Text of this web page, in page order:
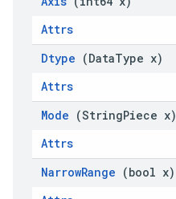
Attrs
Dtype (DataType x)
Attrs
Mode (StringPiece x)
Attrs
NarrowRange (bool x)